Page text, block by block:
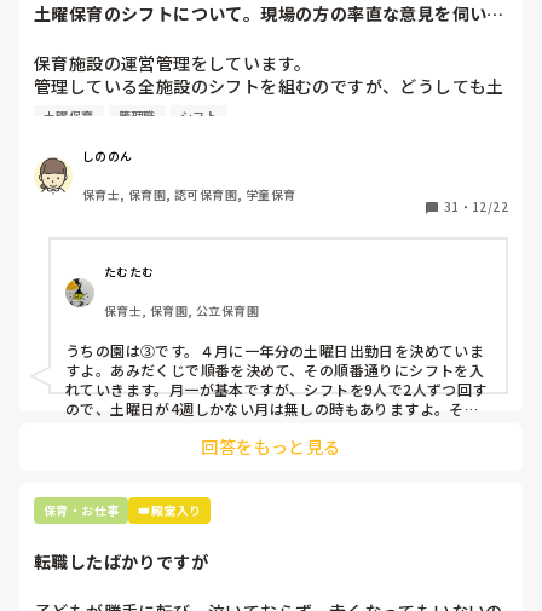
土曜保育のシフトについて。現場の方の率直な意見を伺いた
保育施設の運営管理をしています。
管理している全施設のシフトを組むのですが、どうしても土
曜保育だけは入れる方が少なく、いつも苦労しています。
て入職しているはずですが、いざ勤務が始まると一日も土曜
出勤が出来ない方ばかりです。
①土曜日の希望休は2日まで、と制限をかける
②毎月、必ず土曜保育に入ることのできる日を1日だけピッ
クアップしてもらう
③仮シフトが出た時、土曜出勤が難しければ自身で代わりの
人を交渉して見つけてもらう
上記のいずれかの対策を取り入れることを考えています。
土曜保育 管理職 シフト
しののん
保育士, 保育園, 認可保育園, 学童保育
31 ・ 12/22
たむたむ
保育士, 保育園, 公立保育園
うちの園は③です。４月に一年分の土曜日出勤日を決めていま
すよ。あみだくじで順番を決めて、その順番通りにシフトを入
れていきます。月一が基本ですが、シフトを9人で2人ずつ回す
ので、土曜日が4週しかない月は無しの時もありますよ。その
て貰い、主任に報告してます。
回答をもっと見る
保育・お仕事 👑殿堂入り
転職したばかりですが